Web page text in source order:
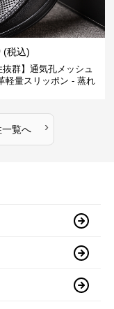
(税込)
抜群】通気孔メッシュ
軽量スリッポン - 蒸れ
一覧へ ›